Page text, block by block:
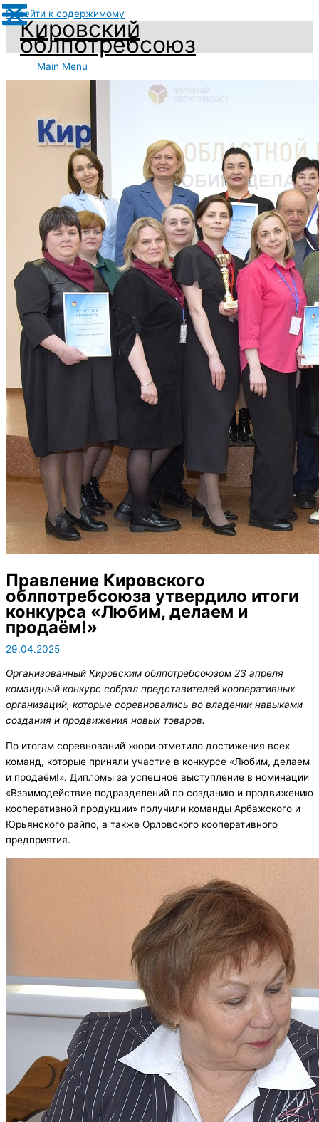
Перейти к содержимому
Кировский
облпотребсоюз
Main Menu
Правление Кировского
облпотребсоюза утвердило итоги
конкурса «Любим, делаем и
продаём!»
29.04.2025
Организованный Кировским облпотребсоюзом 23 апреля
командный конкурс собрал представителей кооперативных
организаций, которые соревновались во владении навыками
создания и продвижения новых товаров.
По итогам соревнований жюри отметило достижения всех
команд, которые приняли участие в конкурсе «Любим, делаем
и продаём!». Дипломы за успешное выступление в номинации
«Взаимодействие подразделений по созданию и продвижению
кооперативной продукции» получили команды Арбажского и
Юрьянского райпо, а также Орловского кооперативного
предприятия.